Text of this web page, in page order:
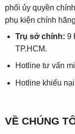
phối ủy quyền
phụ kiện chính
Trụ sở chính: 9
TP.HCM.
Hotline tư vấn
Hotline khiếu
VỀ CHÚNG